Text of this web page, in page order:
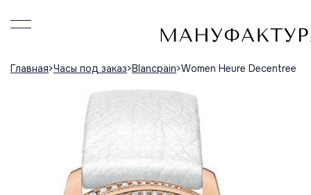
Главная Часы под заказ Blancpain Women Heure Decentree